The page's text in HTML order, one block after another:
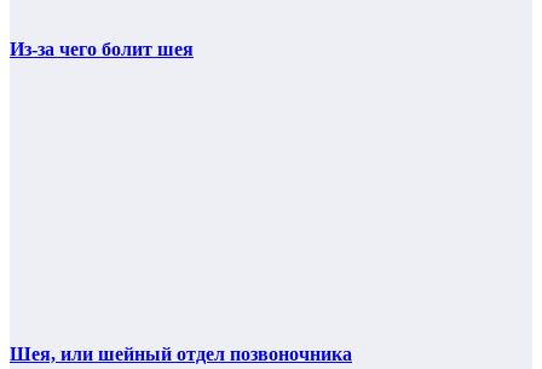
Из-за чего болит шея
Шея, или шейный отдел позвоночника